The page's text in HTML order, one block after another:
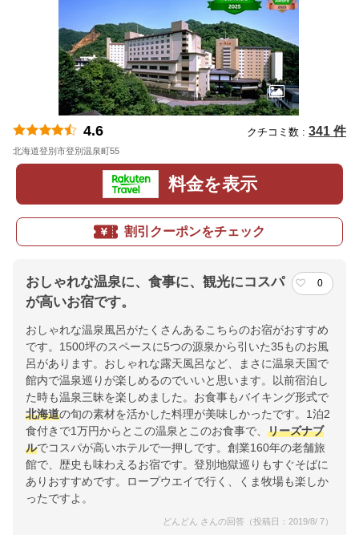
4.6 クチコミ数 : 341 件
北海道登別市登別温泉町55
料金を表示
割引クーポンをチェック
おしゃれな温泉に、食事に、観光にコスパ
が高いお宿です。
0
おしゃれな温泉風呂がたくさんあるこちらのお宿がおすすめ
です。1500坪のスペースに5つの源泉から引いた35ものお風
呂があります。おしゃれな露天風呂など、まさに温泉天国で
館内で温泉巡りが楽しめるのでいいと思います。以前宿泊し
た時も温泉三昧を楽しめました。お食事もバイキング形式で
北海道の旬の素材を活かした料理が美味しかったです。1泊2
食付きで1万円からとこの温泉とこのお食事で、 リーズナブ
ルでコスパが高いホテルで一押しです。創業160年の老舗旅
館で、歴史も味わえるお宿です。登別地獄巡りもすぐそばに
ありおすすめです。ロープウエイで行く、くま牧場も楽しか
ったですよ。
どんどん さんの回答（投稿日：2019/8/ 7）